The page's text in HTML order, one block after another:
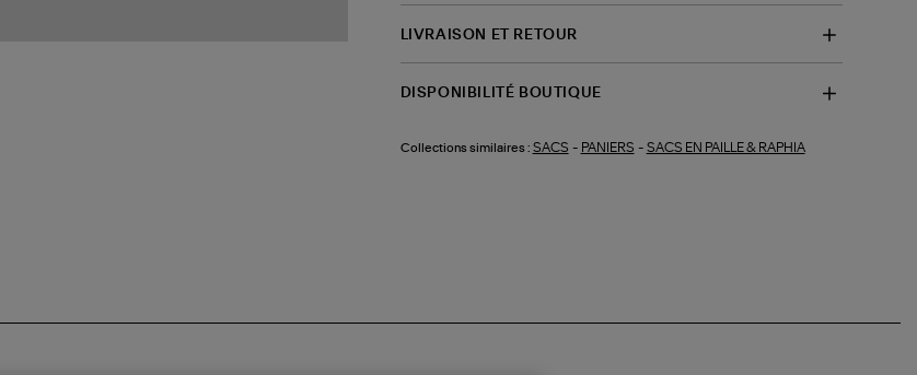
LIVRAISON ET RETOUR
DISPONIBILITÉ BOUTIQUE
Collections similaires : SACS - PANIERS - SACS EN PAILLE & RAPHIA